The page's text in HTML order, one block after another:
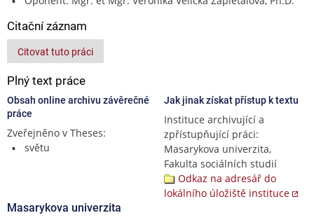
Citační záznam
Citovat tuto práci
Plný text práce
Obsah online archivu závěrečné
práce
Zveřejněno v Theses:
světu
Jak jinak získat přístup k textu
Instituce archivující a
zpřístupňující práci:
Masarykova univerzita,
Fakulta sociálních studií
Odkaz na adresář do
lokálního úložiště instituce
Masarykova univerzita